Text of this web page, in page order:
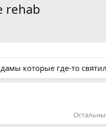
rehab
которые где-то